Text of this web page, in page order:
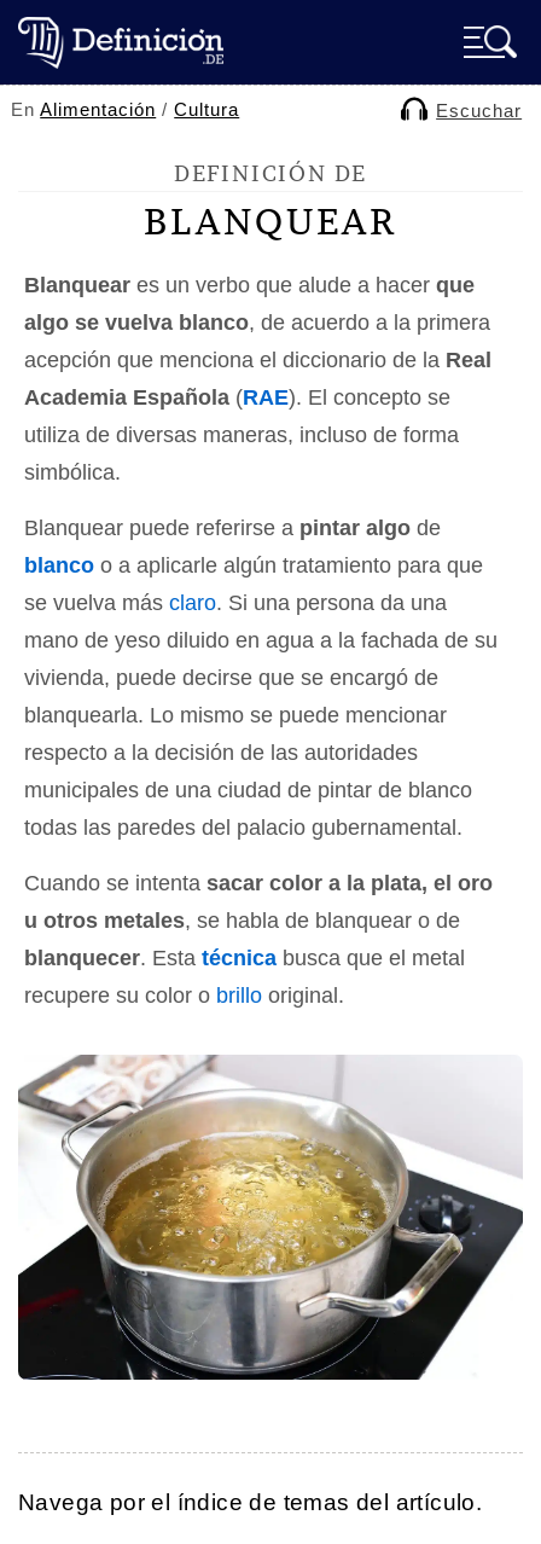
EnAlimentación /Cultura Escuchar
DEFINICIÓN DE
BLANQUEAR
Blanquear es un verbo que alude a hacer que
algo se vuelva blanco, de acuerdo a la primera
acepción que menciona el diccionario de la Real
Academia Española (RAE). El concepto se
utiliza de diversas maneras, incluso de forma
simbólica.
Blanquear puede referirse a pintar algo de
blanco o a aplicarle algún tratamiento para que
se vuelva más claro. Si una persona da una
mano de yeso diluido en agua a la fachada de su
vivienda, puede decirse que se encargó de
blanquearla. Lo mismo se puede mencionar
respecto a la decisión de las autoridades
municipales de una ciudad de pintar de blanco
todas las paredes del palacio gubernamental.
Cuando se intenta sacar color a la plata, el oro
u otros metales, se habla de blanquear o de
blanquecer. Esta técnica busca que el metal
recupere su color o brillo original.
Navega por el índice de temas del artículo.